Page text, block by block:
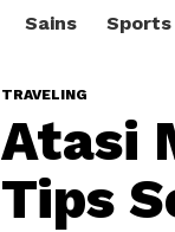
Sains Sports
TRAVELING
Atasi
Tips